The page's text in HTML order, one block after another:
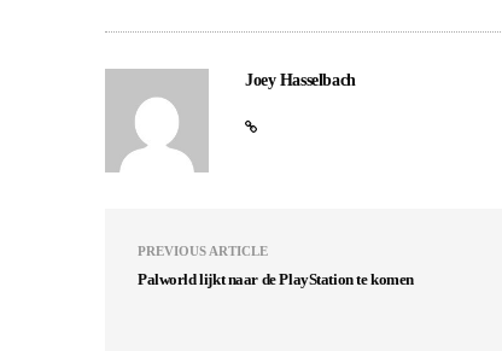
Joey Hasselbach
PREVIOUS ARTICLE
Palworld lijkt naar de PlayStation te komen